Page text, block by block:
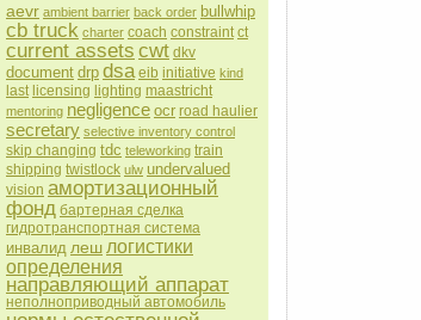
aevr ambient barrier back order bullwhip
cb truck charter coach constraint ct
current assets cwt dkv
document drp dsa eib initiative kind
last licensing lighting maastricht
mentoring negligence ocr road haulier
secretary selective inventory control
skip changing tdc teleworking train
shipping twistlock ulw undervalued
vision амортизационный
фонд бартерная сделка
гидротранспортная система
инвалид леш логистики
определения
направляющий аппарат
неполноприводный автомобиль